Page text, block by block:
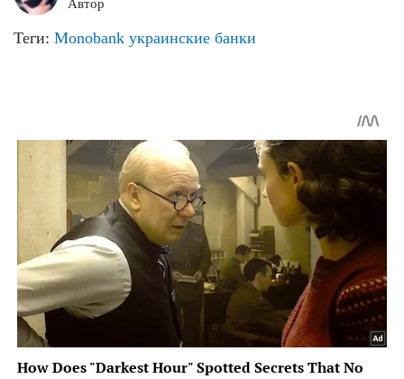
Автор
Теги: Monobank украинские банки